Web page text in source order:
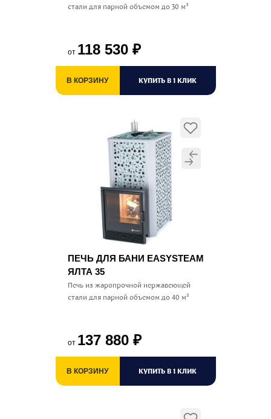
стали для парной объемом до 30 м³
от 118 530 ₽
В КОРЗИНУ КУПИТЬ В 1 КЛИК
ПЕЧЬ ДЛЯ БАНИ EASYSTEAM
ЯЛТА 35
Печь из жаропрочной нержавеющей
стали для парной объемом до 40 м³
от 137 880 ₽
В КОРЗИНУ КУПИТЬ В 1 КЛИК